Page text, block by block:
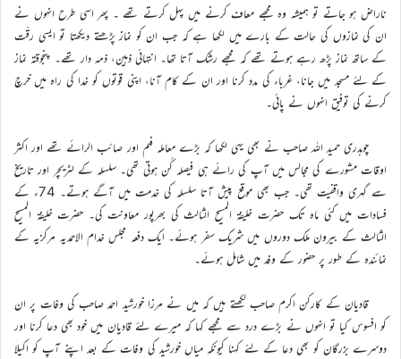
ناراض ہو جاتے تو ہمیشہ وہ مجھے معاف کرنے میں پہل کرتے تھے ۔ پھر اسی طرح انہوں نے
ان کی نمازوں کی حالت کے بارے میں لکھا ہے کہ جب ان کو نماز پڑھتے دیکھتا تو ایسی رقّت
کے ساتھ نماز پڑھ رہے ہوتے تھے کہ مجھے رشک آتا تھا۔ انتہائی ذہین، ذمہ دار تھے۔ پنجوقتہ نماز
کے لئے مسجد میں جانا، غرباء کی مدد کرنا اور ان کے کام آنا، اپنی قوتوں کو خدا کی راہ میں خرچ
کرنے کی توفیق انہوں نے پائی۔
چوہدری حمید اللہ صاحب نے بھی یہی لکھا کہ بڑے معاملہ فہم اور صائب الرائے تھے اور اکثر
اوقات مشورے کی مجالس میں آپ کی رائے ہی فیصلہ کُن ہوتی تھی۔ سلسلہ کے لٹریچر اور تاریخ
سے گہری واقفیت تھی۔ جب بھی موقع پیش آتا سلسلہ کی خدمت میں آگے ہوتے۔ 74ء کے
فسادات میں کئی ماہ تک حضرت خلیفۃ المسیح الثالث کی بھرپور معاونت کی۔ حضرت خلیفۃ المسیح
الثالث کے بیرون ملک دوروں میں شریک سفر ہوئے۔ ایک دفعہ مجلس خدام الاحمدیہ مرکزیہ کے
نمائندہ کے طور پر حضور کے وفد میں شامل ہوئے۔
قادیان کے کارکن اکرم صاحب لکھتے ہیں کہ میں نے مرزا خورشید احمد صاحب کی وفات پر ان
کو افسوس کیا تو انہوں نے بڑے درد سے مجھے کہا کہ میرے لئے قادیان میں خود بھی دعا کرنا اور
دوسرے بزرگان کو بھی دعا کے لئے کہنا کیونکہ میاں خورشید کی وفات کے بعد اپنے آپ کو اکیلا